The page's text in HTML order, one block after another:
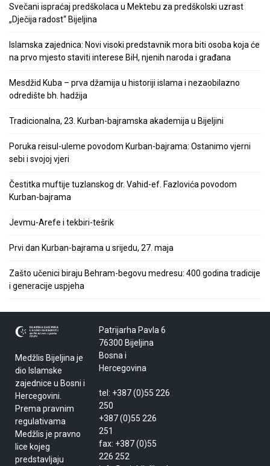
Svečani ispraćaj predškolaca u Mektebu za predškolski uzrast
„Dječija radost“ Bijeljina
Islamska zajednica: Novi visoki predstavnik mora biti osoba koja će
na prvo mjesto staviti interese BiH, njenih naroda i građana
Mesdžid Kuba – prva džamija u historiji islama i nezaobilazno
odredište bh. hadžija
Tradicionalna, 23. Kurban-bajramska akademija u Bijeljini
Poruka reisul-uleme povodom Kurban-bajrama: Ostanimo vjerni
sebi i svojoj vjeri
Čestitka muftije tuzlanskog dr. Vahid-ef. Fazlovića povodom
Kurban-bajrama
Jevmu-Arefe i tekbiri-tešrik
Prvi dan Kurban-bajrama u srijedu, 27. maja
Zašto učenici biraju Behram-begovu medresu: 400 godina tradicije
i generacije uspjeha
Medžlis Bijeljina je
dio Islamske
zajednice u Bosni i
Hercegovini.
Prema pravnim
regulativama
Medžlis je pravno
lice kojeg
predstavljaju
Patrijarha Pavla 6
76300 Bijeljina
Bosna i
Hercegovina
tel: +387 (0)55 226
250
+387 (0)55 226
251
fax: +387 (0)55
226 252